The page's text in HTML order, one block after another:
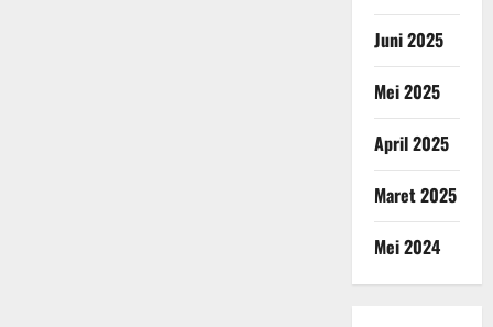
Juni 2025
Mei 2025
April 2025
Maret 2025
Mei 2024